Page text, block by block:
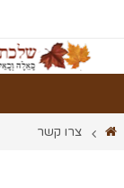
צרו קשר